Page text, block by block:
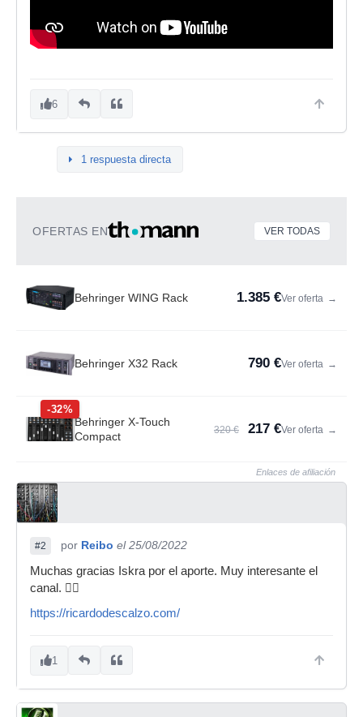
6
1 respuesta directa
OFERTAS EN VER TODAS
Behringer WING Rack 1.385 €Ver oferta →
Behringer X32 Rack 790 €Ver oferta →
-32%
Behringer X-Touch
Compact
320 € 217 €Ver oferta →
Enlaces de afiliación
#2 por Reibo el 25/08/2022
Muchas gracias Iskra por el aporte. Muy interesante el
canal. 👍🏻
https://ricardodescalzo.com/
1